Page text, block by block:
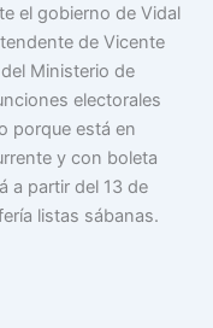
el gobierno de Vidal
de Vicente
Ministerio de
electorales
porque está en
y con boleta
a partir del 13 de
listas sábanas.